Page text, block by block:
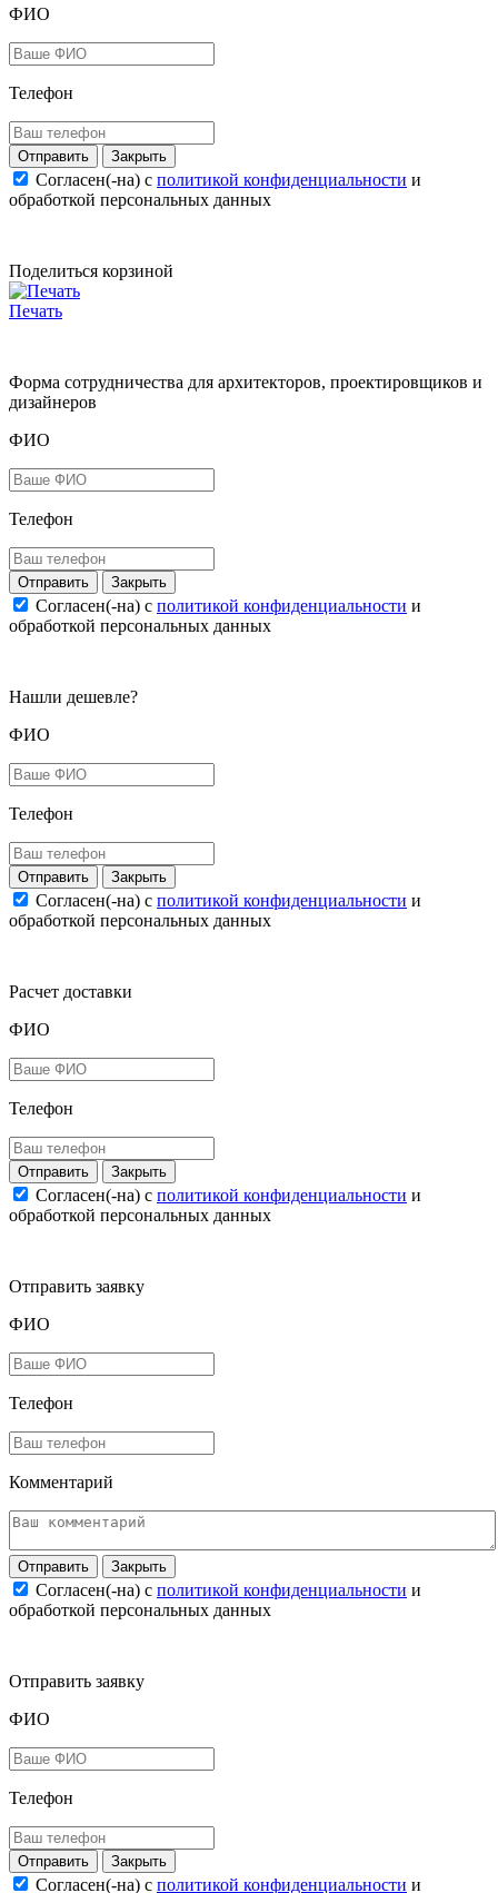
ФИО
Телефон
Закрыть
Согласен(-на) c политикой конфиденциальности и
обработкой персональных данных
Поделиться корзиной
Печать
Форма сотрудничества для архитекторов, проектировщиков и
дизайнеров
ФИО
Телефон
Закрыть
Согласен(-на) c политикой конфиденциальности и
обработкой персональных данных
Нашли дешевле?
ФИО
Телефон
Закрыть
Согласен(-на) c политикой конфиденциальности и
обработкой персональных данных
Расчет доставки
ФИО
Телефон
Закрыть
Согласен(-на) c политикой конфиденциальности и
обработкой персональных данных
Отправить заявку
ФИО
Телефон
Комментарий
Закрыть
Согласен(-на) c политикой конфиденциальности и
обработкой персональных данных
Отправить заявку
ФИО
Телефон
Закрыть
Согласен(-на) c политикой конфиденциальности и